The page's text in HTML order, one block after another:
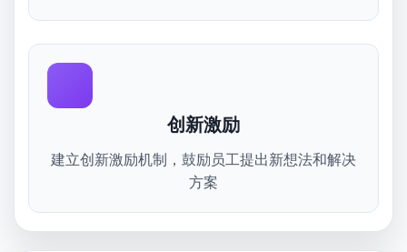
创新激励
建立创新激励机制，鼓励员工提出新想法和解决
方案